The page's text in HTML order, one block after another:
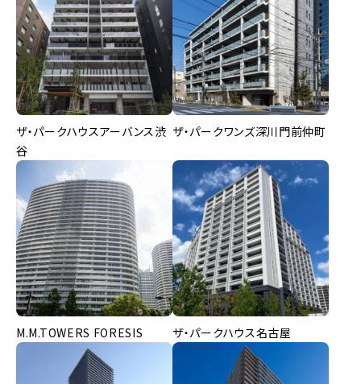
ザ・パークハウスアーバンス渋
谷
ザ・パークワンズ深川門前仲町
M.M.TOWERS FORESIS ザ・パークハウス名古屋